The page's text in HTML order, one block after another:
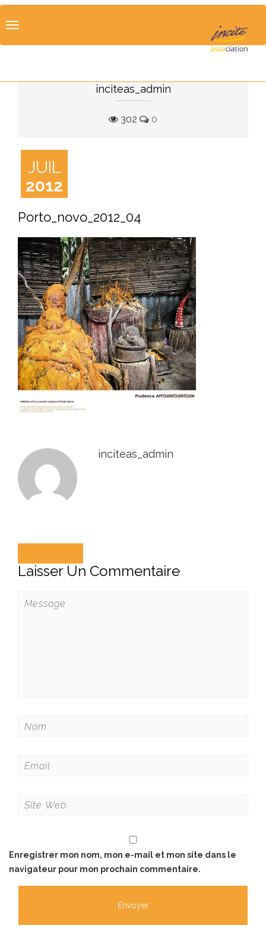
inciteas_admin
302 0
JUIL
2012
Porto_novo_2012_04
inciteas_admin
Laisser Un Commentaire
Enregistrer mon nom, mon e-mail et mon site dans le
navigateur pour mon prochain commentaire.